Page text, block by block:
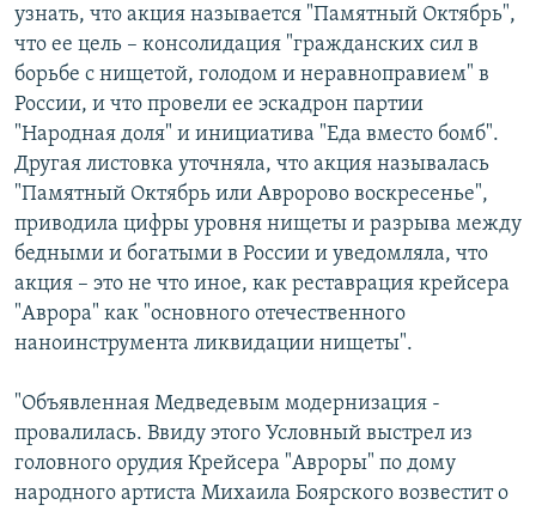
узнать, что акция называется "Памятный Октябрь",
что ее цель – консолидация "гражданских сил в
борьбе с нищетой, голодом и неравноправием" в
России, и что провели ее эскадрон партии
"Народная доля" и инициатива "Еда вместо бомб".
Другая листовка уточняла, что акция называлась
"Памятный Октябрь или Авророво воскресенье",
приводила цифры уровня нищеты и разрыва между
бедными и богатыми в России и уведомляла, что
акция – это не что иное, как реставрация крейсера
"Аврора" как "основного отечественного
наноинструмента ликвидации нищеты".
"Объявленная Медведевым модернизация -
провалилась. Ввиду этого Условный выстрел из
головного орудия Крейсера "Авроры" по дому
народного артиста Михаила Боярского возвестит о